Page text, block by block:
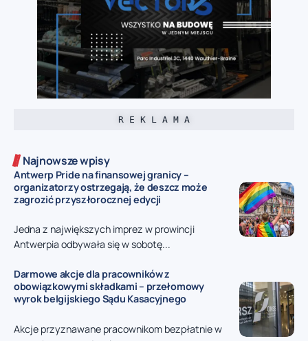
R E K L A M A
Najnowsze wpisy
Antwerp Pride na finansowej granicy –
organizatorzy ostrzegają, że deszcz może
zagrozić przyszłorocznej edycji
Jedna z największych imprez w prowincji
Antwerpia odbywała się w sobotę...
Darmowe akcje dla pracowników z
obowiązkowymi składkami – przełomowy
wyrok belgijskiego Sądu Kasacyjnego
Akcje przyznawane pracownikom bezpłatnie w